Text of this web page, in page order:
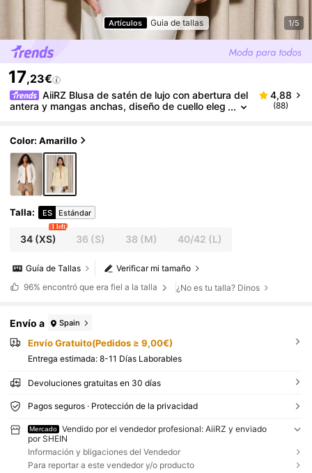
Artículos Guia de tallas 1/5
17,23€
AiiRZ Blusa de satén de lujo con abertura del
antera y mangas anchas, diseño de cuello eleg
4,88
(88)
Color: Amarillo
Talla: ES Estándar
34(XS)
1 left
36 (S) 38 (M) 40/42 (L)
Verificar mi tamaño
Guía de Tallas
96% encontró que era fiel a la talla ¿No es tu talla? Dinos
Envío a Spain
Envío Gratuito(Pedidos ≥ 9,00€)
Entrega estimada: 8-11 Días Laborables
Devoluciones gratuitas en 30 días
Pagos seguros · Protección de la privacidad
Mercado
Vendido por el vendedor profesional: AiiRZ y enviado
por SHEIN
Información y bligaciones del Vendedor
Para reportar a este vendedor y/o producto